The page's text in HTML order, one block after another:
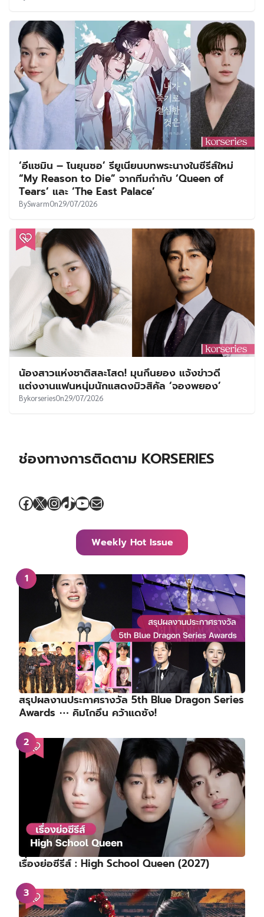
‘อีแชมิน – โนยุนซอ’ รียูเนียนบทพระนางในซีรีส์ใหม่
“My Reason to Die” จากทีมกำกับ ‘Queen of
Tears’ และ ‘The East Palace’
BySwarmOn29/07/2026
น้องสาวแห่งชาติสละโสด! มุนกึนยอง แจ้งข่าวดี
แต่งงานแฟนหนุ่มนักแสดงมิวสิคัล ‘จองพยอง’
BykorseriesOn29/07/2026
ช่องทางการติดตาม KORSERIES
Facebook
X Instagram
TikTok
YouTube
Mail
Weekly Hot Issue
สรุปผลงานประกาศรางวัล 5th Blue Dragon Series
Awards ⋯ คิมโกอึน คว้าแดซัง!
เรื่องย่อซีรีส์ : High School Queen (2027)